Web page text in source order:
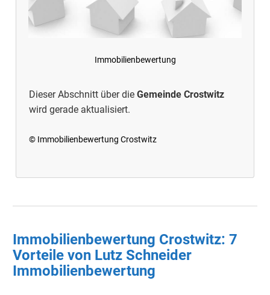
Immobilienbewertung
Dieser Abschnitt über die Gemeinde Crostwitz
wird gerade aktualisiert.
© Immobilienbewertung Crostwitz
Immobilienbewertung Crostwitz: 7
Vorteile von Lutz Schneider
Immobilienbewertung